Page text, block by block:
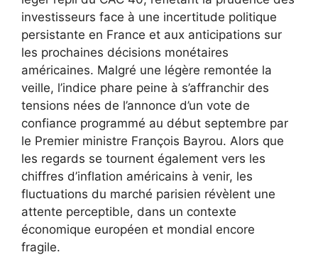
investisseurs face à une incertitude politique
persistante en France et aux anticipations sur
les prochaines décisions monétaires
américaines. Malgré une légère remontée la
veille, l’indice phare peine à s’affranchir des
tensions nées de l’annonce d’un vote de
confiance programmé au début septembre par
le Premier ministre François Bayrou. Alors que
les regards se tournent également vers les
chiffres d’inflation américains à venir, les
fluctuations du marché parisien révèlent une
attente perceptible, dans un contexte
économique européen et mondial encore
fragile.